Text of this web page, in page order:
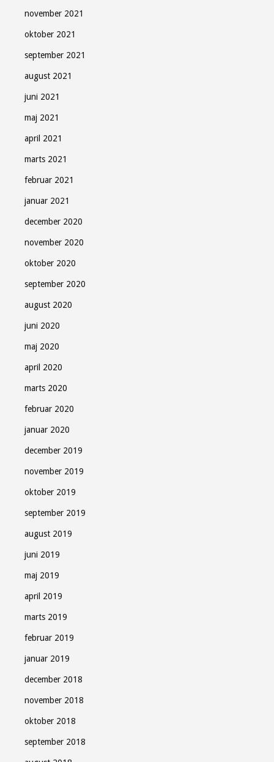
november 2021
oktober 2021
september 2021
august 2021
juni 2021
maj 2021
april 2021
marts 2021
februar 2021
januar 2021
december 2020
november 2020
oktober 2020
september 2020
august 2020
juni 2020
maj 2020
april 2020
marts 2020
februar 2020
januar 2020
december 2019
november 2019
oktober 2019
september 2019
august 2019
juni 2019
maj 2019
april 2019
marts 2019
februar 2019
januar 2019
december 2018
november 2018
oktober 2018
september 2018